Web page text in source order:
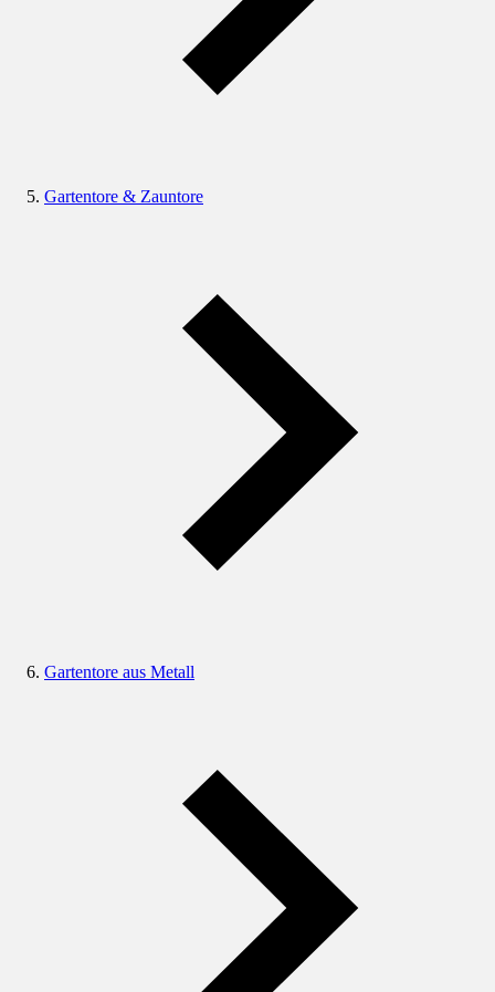
Gartentore & Zauntore
Gartentore aus Metall